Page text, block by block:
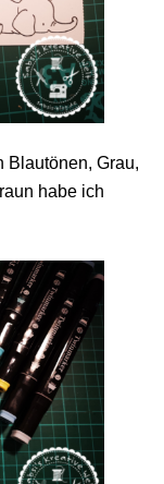
Blautönen, Grau,
habe ich